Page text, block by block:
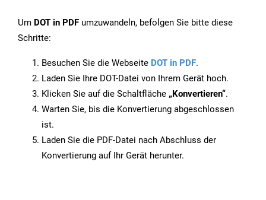
Um DOT in PDF umzuwandeln, befolgen Sie bitte diese
Schritte:
Besuchen Sie die Webseite DOT in PDF.
Laden Sie Ihre DOT-Datei von Ihrem Gerät hoch.
Klicken Sie auf die Schaltfläche „Konvertieren“.
Warten Sie, bis die Konvertierung abgeschlossen
ist.
Laden Sie die PDF-Datei nach Abschluss der
Konvertierung auf Ihr Gerät herunter.